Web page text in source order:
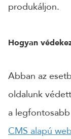
produkáljon.
Hogyan
Abban az
oldalunk
a
CMS alapú